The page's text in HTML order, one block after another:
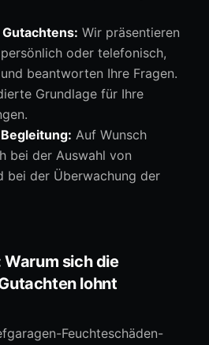
Wir präsentieren
oder telefonisch,
beantworten Ihre Fragen.
Grundlage für Ihre
Auf Wunsch
bei der Auswahl von
bei der Überwachung der
Warum sich die
lohnt
Feuchteschäden-